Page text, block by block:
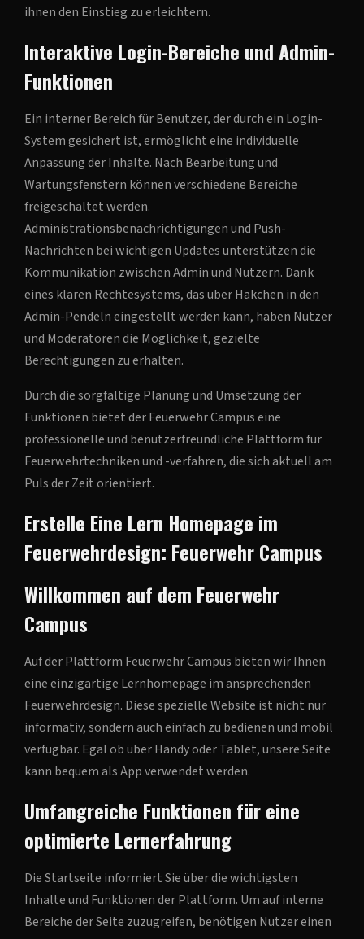
ihnen den Einstieg zu erleichtern.
Interaktive Login-Bereiche und Admin-
Funktionen
Ein interner Bereich für Benutzer, der durch ein Login-
System gesichert ist, ermöglicht eine individuelle
Anpassung der Inhalte. Nach Bearbeitung und
Wartungsfenstern können verschiedene Bereiche
freigeschaltet werden.
Administrationsbenachrichtigungen und Push-
Nachrichten bei wichtigen Updates unterstützen die
Kommunikation zwischen Admin und Nutzern. Dank
eines klaren Rechtesystems, das über Häkchen in den
Admin-Pendeln eingestellt werden kann, haben Nutzer
und Moderatoren die Möglichkeit, gezielte
Berechtigungen zu erhalten.
Durch die sorgfältige Planung und Umsetzung der
Funktionen bietet der Feuerwehr Campus eine
professionelle und benutzerfreundliche Plattform für
Feuerwehrtechniken und -verfahren, die sich aktuell am
Puls der Zeit orientiert.
Erstelle Eine Lern Homepage im
Feuerwehrdesign: Feuerwehr Campus
Willkommen auf dem Feuerwehr
Campus
Auf der Plattform Feuerwehr Campus bieten wir Ihnen
eine einzigartige Lernhomepage im ansprechenden
Feuerwehrdesign. Diese spezielle Website ist nicht nur
informativ, sondern auch einfach zu bedienen und mobil
verfügbar. Egal ob über Handy oder Tablet, unsere Seite
kann bequem als App verwendet werden.
Umfangreiche Funktionen für eine
optimierte Lernerfahrung
Die Startseite informiert Sie über die wichtigsten
Inhalte und Funktionen der Plattform. Um auf interne
Bereiche der Seite zuzugreifen, benötigen Nutzer einen